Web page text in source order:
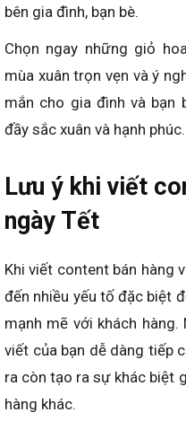
bên gia đình, bạn bè.
Chọn ngay những giỏ
mùa xuân trọn vẹn và ý
mắn cho gia đình và bạn
đầy sắc xuân và hạnh phúc.
Lưu ý khi viết
ngày Tết
Khi viết content bán hàng
đến nhiều yếu tố đặc biệt
mạnh mẽ với khách
viết của bạn dễ dàng tiếp
ra còn tạo ra sự khác biệt
hàng khác.